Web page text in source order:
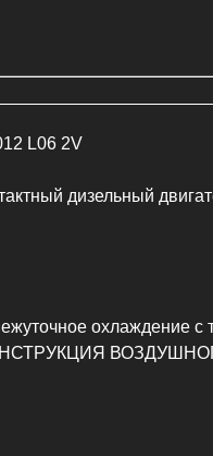
L06 2V
дизельный
охлаждение с
ВОЗДУШНОГО